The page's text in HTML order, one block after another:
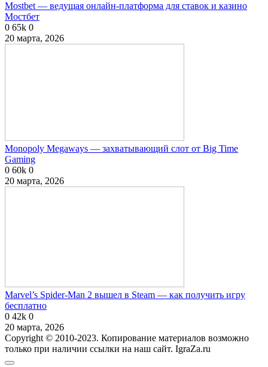
Mostbet — ведущая онлайн-платформа для ставок и казино
Мостбет
0 65k 0
20 марта, 2026
Monopoly Megaways — захватывающий слот от Big Time
Gaming
0 60k 0
20 марта, 2026
Marvel’s Spider-Man 2 вышел в Steam — как получить игру
бесплатно
0 42k 0
20 марта, 2026
Copyright © 2010-2023. Копирование материалов возможно
только при наличии ссылки на наш сайт. IgraZa.ru